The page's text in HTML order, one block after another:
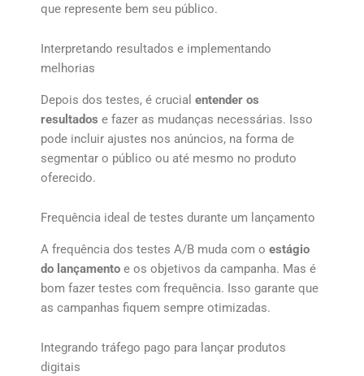
que represente bem seu público.
Interpretando resultados e implementando
melhorias
Depois dos testes, é crucial entender os
resultados e fazer as mudanças necessárias. Isso
pode incluir ajustes nos anúncios, na forma de
segmentar o público ou até mesmo no produto
oferecido.
Frequência ideal de testes durante um lançamento
A frequência dos testes A/B muda com o estágio
do lançamento e os objetivos da campanha. Mas é
bom fazer testes com frequência. Isso garante que
as campanhas fiquem sempre otimizadas.
Integrando tráfego pago para lançar produtos
digitais